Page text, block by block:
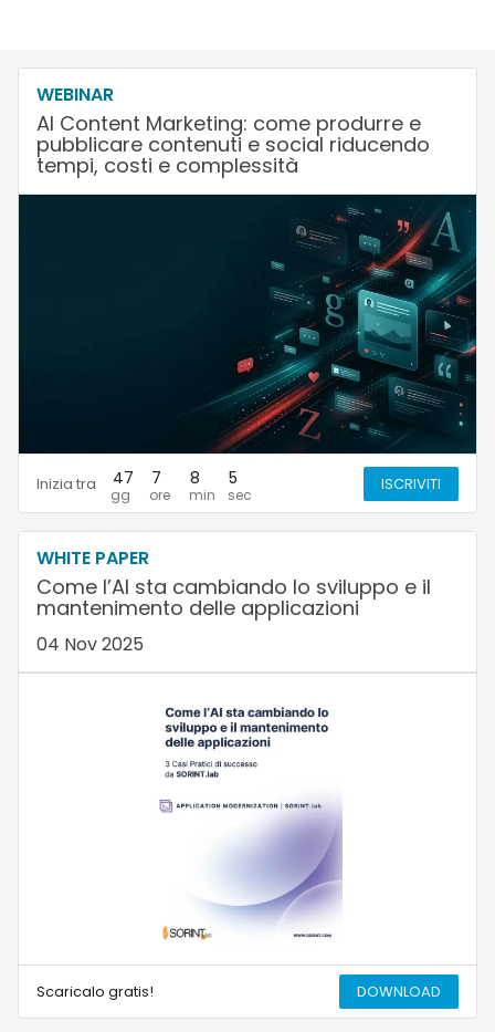
WEBINAR
AI Content Marketing: come produrre e
pubblicare contenuti e social riducendo
tempi, costi e complessità
Inizia tra 47 7 8 4 ISCRIVITI
WHITE PAPER
Come l’AI sta cambiando lo sviluppo e il
mantenimento delle applicazioni
04 Nov 2025
Scaricalo gratis! DOWNLOAD